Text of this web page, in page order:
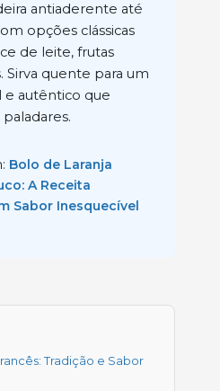
antiaderente até
opções clássicas
de leite, frutas
Sirva quente para um
e autêntico que
Bolo de Laranja
A Receita
Sabor Inesquecível
Tradição e Sabor